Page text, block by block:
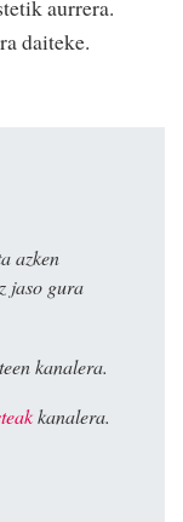
aurrera.
daiteke.
azken
jaso gura
kanalera.
kanalera.